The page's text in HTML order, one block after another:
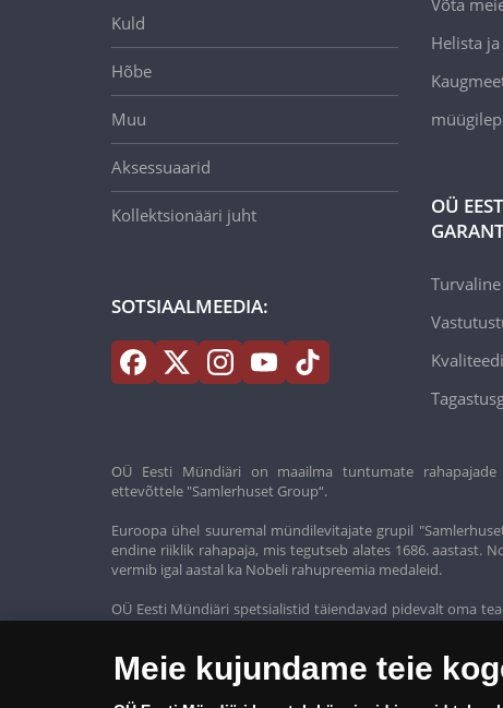
Kuld
Hõbe
Muu
Aksessuaarid
Kollektsionääri juht
SOTSIAALMEEDIA:
Võta
Helista
OÜ
OÜ Eesti Mündiäri on maailma tuntumate
ettevõttele "Samlerhuset Group“.
Euroopa ühel suuremal mündilevitajate grupil
endine riiklik rahapaja, mis tegutseb alates 1686.
vermib igal aastal ka Nobeli rahupreemia medaleid.
OÜ Eesti Mündiäri spetsialistid täiendavad pidevalt oma
Meie kujundame teie